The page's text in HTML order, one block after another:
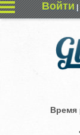
Войти|
Время